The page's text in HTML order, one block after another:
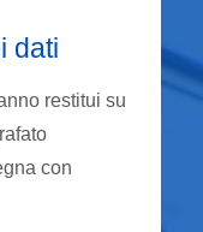
dati
restitui su
con